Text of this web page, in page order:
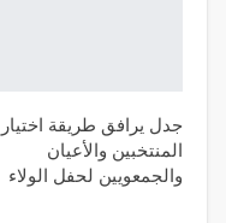
جدل يرافق طريقة اختيار
المنتخبين والأعيان
والجمعويين لحفل الولاء